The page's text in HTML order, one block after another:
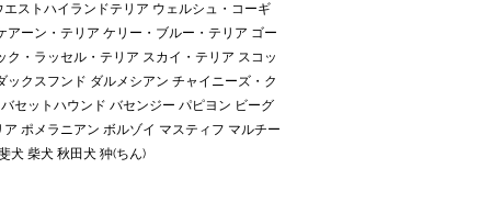
ストハイランドテリア ウェルシュ・コーギ
ーン・テリア ケリー・ブルー・テリア ゴー
・ラッセル・テリア スカイ・テリア スコッ
クスフンド ダルメシアン チャイニーズ・ク
セットハウンド バセンジー パピヨン ビーグ
ポメラニアン ボルゾイ マスティフ マルチー
犬 柴犬 秋田犬 狆(ちん)